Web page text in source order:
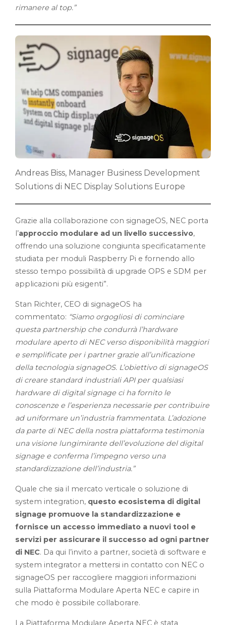
rimanere al top.”
Andreas Biss, Manager Business Development
Solutions di NEC Display Solutions Europe
Grazie alla collaborazione con signageOS, NEC porta
l’approccio modulare ad un livello successivo,
offrendo una soluzione congiunta specificatamente
studiata per moduli Raspberry Pi e fornendo allo
stesso tempo possibilità di upgrade OPS e SDM per
applicazioni più esigenti”.
Stan Richter, CEO di signageOS ha
commentato: “Siamo orgogliosi di cominciare
questa partnership che condurrà l’hardware
modulare aperto di NEC verso disponibilità maggiori
e semplificate per i partner grazie all’unificazione
della tecnologia signageOS. L’obiettivo di signageOS
di creare standard industriali API per qualsiasi
hardware di digital signage ci ha fornito le
conoscenze e l’esperienza necessarie per contribuire
ad uniformare un’industria frammentata. L’adozione
da parte di NEC della nostra piattaforma testimonia
una visione lungimirante dell’evoluzione del digital
signage e conferma l’impegno verso una
standardizzazione dell’industria.”
Quale che sia il mercato verticale o soluzione di
system integration, questo ecosistema di digital
signage promuove la standardizzazione e
fornisce un accesso immediato a nuovi tool e
servizi per assicurare il successo ad ogni partner
di NEC. Da qui l’invito a partner, società di software e
system integrator a mettersi in contatto con NEC o
signageOS per raccogliere maggiori informazioni
sulla Piattaforma Modulare Aperta NEC e capire in
che modo è possibile collaborare.
La Piattaforma Modulare Aperta NEC è stata